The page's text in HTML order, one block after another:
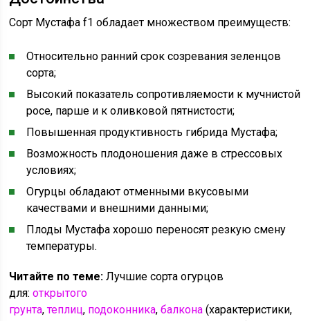
Сорт Мустафа f1 обладает множеством преимуществ:
Относительно ранний срок созревания зеленцов
сорта;
Высокий показатель сопротивляемости к мучнистой
росе, парше и к оливковой пятнистости;
Повышенная продуктивность гибрида Мустафа;
Возможность плодоношения даже в стрессовых
условиях;
Огурцы обладают отменными вкусовыми
качествами и внешними данными;
Плоды Мустафа хорошо переносят резкую смену
температуры.
Читайте по теме:Лучшие сорта огурцов
для:открытого
грунта,теплиц, подоконника,балкона (характеристики,